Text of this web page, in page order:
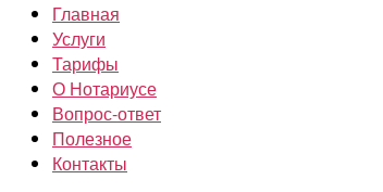
Главная
Услуги
Тарифы
О Нотариусе
Вопрос-ответ
Полезное
Контакты